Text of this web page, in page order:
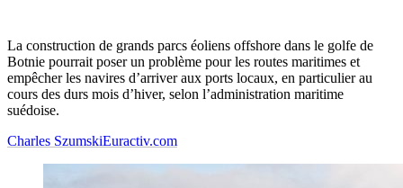
La construction de grands parcs éoliens offshore dans le golfe de
Botnie pourrait poser un problème pour les routes maritimes et
empêcher les navires d’arriver aux ports locaux, en particulier au
cours des durs mois d’hiver, selon l’administration maritime
suédoise.
Charles SzumskiEuractiv.com